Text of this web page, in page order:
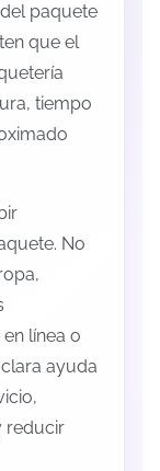
paquete
que el
tiempo
No
línea o
ayuda
reducir